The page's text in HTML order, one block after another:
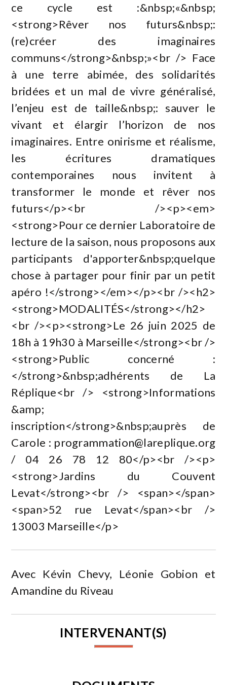
ce cycle est :&nbsp;«&nbsp;
<strong>Rêver nos futurs&nbsp;:
(re)créer des imaginaires
communs</strong>&nbsp;»<br /> Face
à une terre abimée, des solidarités
bridées et un mal de vivre généralisé,
l’enjeu est de taille&nbsp;: sauver le
vivant et élargir l’horizon de nos
imaginaires. Entre onirisme et réalisme,
les écritures dramatiques
contemporaines nous invitent à
transformer le monde et rêver nos
futurs</p><br /><p><em>
<strong>Pour ce dernier Laboratoire de
lecture de la saison, nous proposons aux
participants d'apporter&nbsp;quelque
chose à partager pour finir par un petit
apéro !</strong></em></p><br /><h2>
<strong>MODALITÉS</strong></h2>
<br /><p><strong>Le 26 juin 2025 de
18h à 19h30 à Marseille</strong><br />
<strong>Public concerné :
</strong>&nbsp;adhérents de La
Réplique<br /> <strong>Informations
&amp;
inscription</strong>&nbsp;auprès de
Carole : programmation@lareplique.org
/ 04 26 78 12 80</p><br /><p>
<strong>Jardins du Couvent
Levat</strong><br /> <span></span>
<span>52 rue Levat</span><br />
13003 Marseille</p>
Avec Kévin Chevy, Léonie Gobion et
Amandine du Riveau
INTERVENANT(S)